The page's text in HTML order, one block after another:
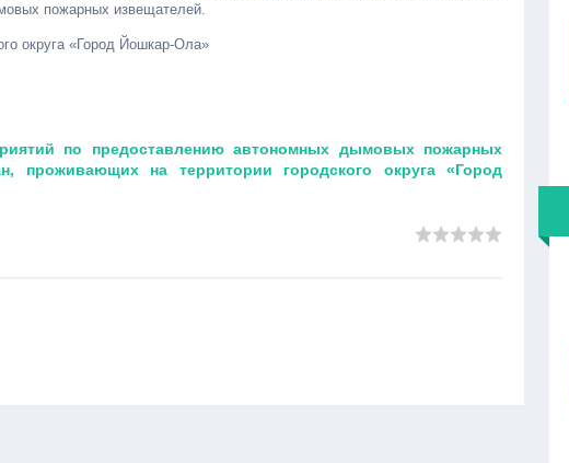
пожарных извещателей.
округа «Город Йошкар-Ола»
по предоставлению автономных дымовых пожарных
проживающих на территории городского округа «Город